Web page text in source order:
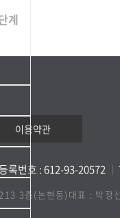
계
이용약관
록번호 : 612-93-20572
3층(논현동) 대표 : 박정선